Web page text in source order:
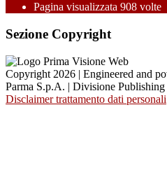
Pagina visualizzata 908 volte
Sezione Copyright
Copyright 2026 | Engineered and
Parma S.p.A. | Divisione
Disclaimer trattamento dati personali